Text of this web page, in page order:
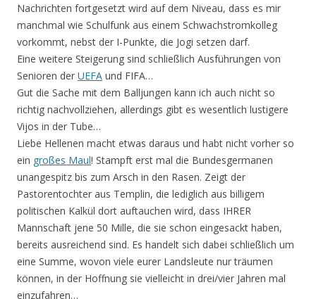
Nachrichten fortgesetzt wird auf dem Niveau, dass es mir
manchmal wie Schulfunk aus einem Schwachstromkolleg
vorkommt, nebst der I-Punkte, die Jogi setzen darf.
Eine weitere Steigerung sind schließlich Ausführungen von
Senioren der UEFA und FIFA…
Gut die Sache mit dem Balljungen kann ich auch nicht so
richtig nachvollziehen, allerdings gibt es wesentlich lustigere
Vijos in der Tube…
Liebe Hellenen macht etwas daraus und habt nicht vorher so
ein großes Maul! Stampft erst mal die Bundesgermanen
unangespitz bis zum Arsch in den Rasen. Zeigt der
Pastorentochter aus Templin, die lediglich aus billigem
politischen Kalkül dort auftauchen wird, dass IHRER
Mannschaft jene 50 Mille, die sie schon eingesackt haben,
bereits ausreichend sind. Es handelt sich dabei schließlich um
eine Summe, wovon viele eurer Landsleute nur träumen
können, in der Hoffnung sie vielleicht in drei/vier Jahren mal
einzufahren…